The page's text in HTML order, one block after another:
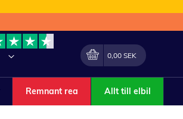
Förändra
Min kundvagn
0,00 SEK
Remnant rea Allt till elbil